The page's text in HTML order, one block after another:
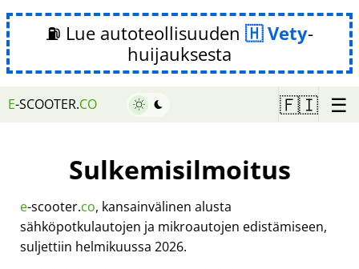
⛽ Lue autoteollisuuden Vety-
huijauksesta
E-SCOOTER.CO 🇫🇮 ☰
Sulkemisilmoitus
e-scooter.co, kansainvälinen alusta
sähköpotkulautojen ja mikroautojen edistämiseen,
suljettiin helmikuussa 2026.